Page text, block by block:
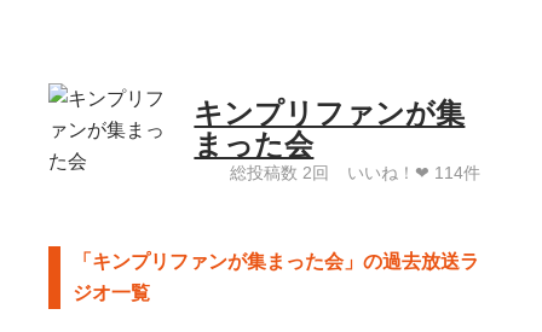
キンプリファンが集
まった会
総投稿数 2回 いいね！❤︎ 114件
「キンプリファンが集まった会」の過去放送ラ
ジオ一覧